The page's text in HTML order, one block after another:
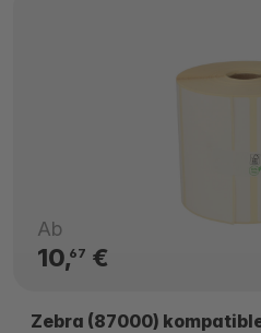
Ab
10,67 €
Zebra (87000)